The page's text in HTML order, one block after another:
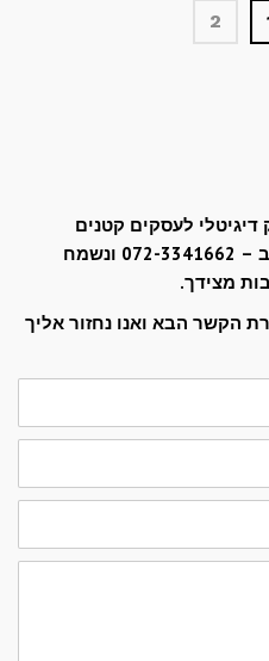
2
לעסקים קטנים
וגדולים, ניתן ליצור עימנו קשר ב – 072-3341662 ונשמח
מצידך.
הקשר הבא ואנו נחזור אליך